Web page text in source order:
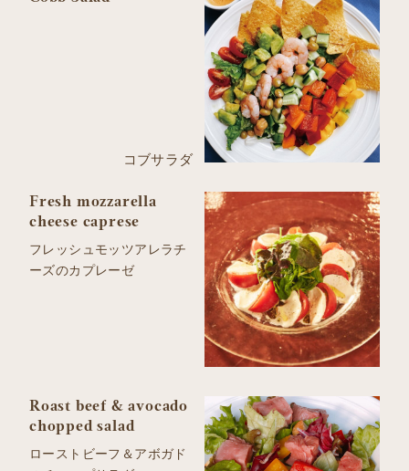
コブサラダ
Fresh mozzarella
cheese caprese
フレッシュモッツアレラチ
ーズのカプレーゼ
Roast beef & avocado
chopped salad
ローストビーフ＆アボガド